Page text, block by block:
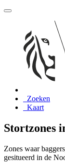
Zoeken
Kaart
Stortzones
Zones waar
gesitueerd in de